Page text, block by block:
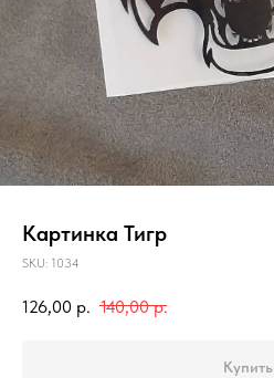
Картинка Тигр
SKU: 1034
126,00 р. 140,00 р.
Купить